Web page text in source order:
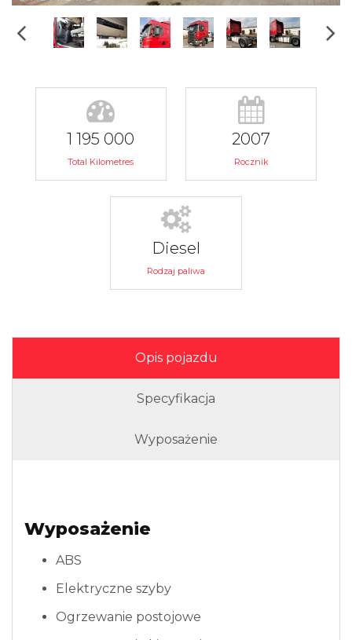
1 195 000
Total Kilometres
2007
Rocznik
Diesel
Rodzaj paliwa
Opis pojazdu
Specyfikacja
Wyposażenie
Wyposażenie
ABS
Elektryczne szyby
Ogrzewanie postojowe